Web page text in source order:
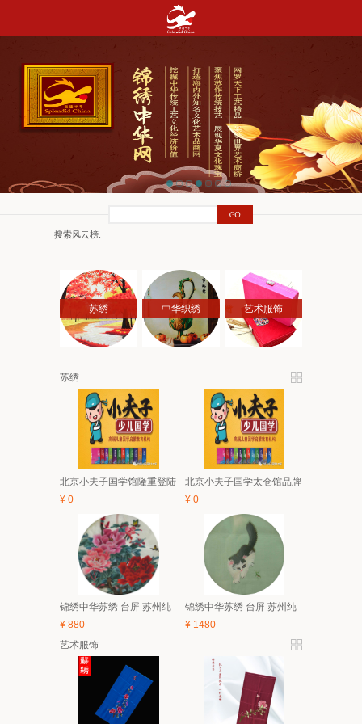
搜索风云榜:
苏绣 中华织绣 艺术服饰
苏绣
北京小夫子国学馆隆重登陆
活动开始啦！
¥ 0
北京小夫子国学太仓馆品牌
营简介
¥ 0
锦绣中华苏绣 台屏 苏州纯
装饰画 礼品
¥ 880
锦绣中华苏绣 台屏 苏州纯
装饰画 礼品
¥ 1480
艺术服饰